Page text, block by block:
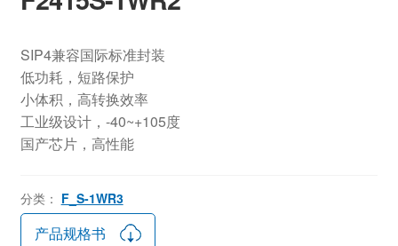
SIP4兼容国际标准封装
低功耗，短路保护
小体积，高转换效率
工业级设计，-40~+105度
国产芯片，高性能
分类： F_S-1WR3
产品规格书